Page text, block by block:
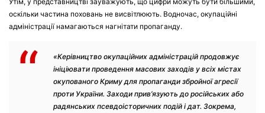
оскільки частина поховань не висвітлюють. Водночас, окупаційні
адміністрації намагаються нагнітати пропаганду.
«Керівництво окупаційних адміністрацій продовжує
ініціювати проведення масових заходів у всіх містах
окупованого Криму для пропаганди збройної агресії
проти України. Заходи прив’язують до російських або
радянських псевдоісторичних подій і дат. Зокрема,